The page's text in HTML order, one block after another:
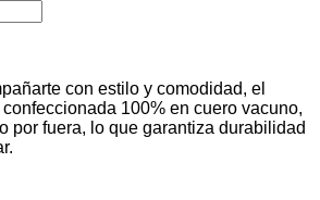
con estilo y comodidad, el
100% en cuero vacuno,
por fuera, lo que garantiza durabilidad